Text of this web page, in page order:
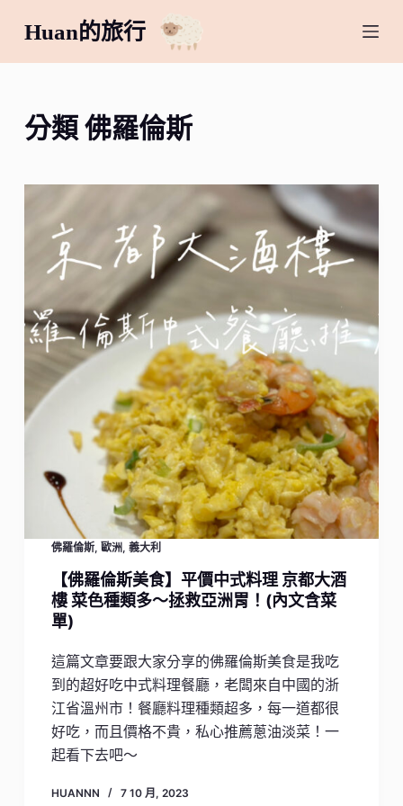
跳
至
主
內
容
Huan的旅行
分類佛羅倫斯
佛羅倫斯, 歐洲, 義大利
【佛羅倫斯美食】平價中式料理 京都大酒
樓 菜色種類多～拯救亞洲胃！(內文含菜
單)
這篇文章要跟大家分享的佛羅倫斯美食是我吃
到的超好吃中式料理餐廳，老闆來自中國的浙
江省溫州市！餐廳料理種類超多，每一道都很
好吃，而且價格不貴，私心推薦蔥油淡菜！一
起看下去吧～
HUANNN 7 10 月, 2023